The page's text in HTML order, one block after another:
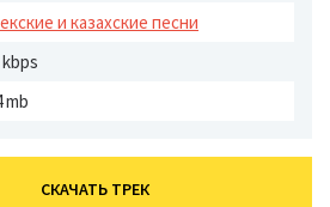
и казахские песни
mb
СКАЧАТЬ ТРЕК